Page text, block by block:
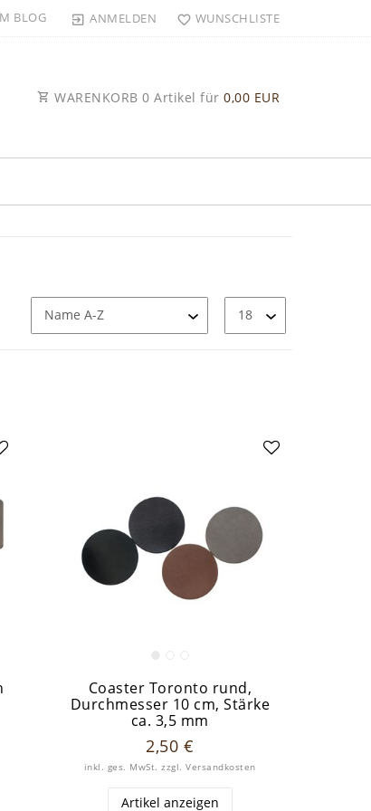
BLOG ANMELDEN WUNSCHLISTE
WARENKORB 0 Artikel für 0,00 EUR
Coaster Toronto rund,
Durchmesser 10 cm, Stärke
ca. 3,5 mm
2,50 €
inkl. ges. MwSt. zzgl.Versandkosten
Artikel anzeigen